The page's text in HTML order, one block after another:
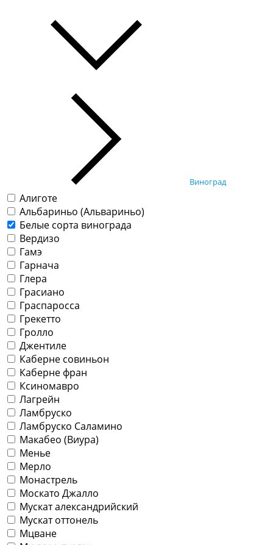
Виноград
Алиготе
Альбариньо (Альвариньо)
Белые сорта винограда
Вердизо
Гамэ
Гарнача
Глера
Грасиано
Граспаросса
Грекетто
Гролло
Джентиле
Каберне совиньон
Каберне фран
Ксиномавро
Лагрейн
Ламбруско
Ламбруско Саламино
Макабео (Виура)
Менье
Мерло
Монастрель
Москато Джалло
Мускат александрийский
Мускат оттонель
Мцване